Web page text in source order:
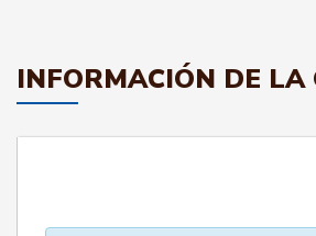
INFORMACIÓN DE LA